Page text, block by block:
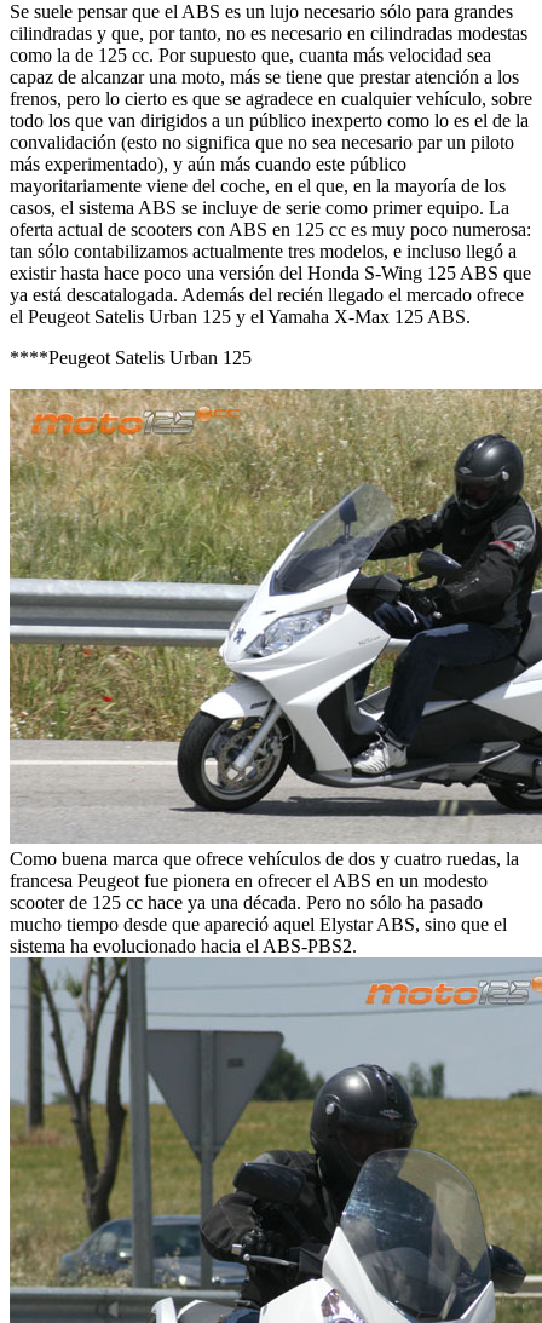
Se suele pensar que el ABS es un lujo necesario sólo para grandes
cilindradas y que, por tanto, no es necesario en cilindradas modestas
como la de 125 cc. Por supuesto que, cuanta más velocidad sea
capaz de alcanzar una moto, más se tiene que prestar atención a los
frenos, pero lo cierto es que se agradece en cualquier vehículo, sobre
todo los que van dirigidos a un público inexperto como lo es el de la
convalidación (esto no significa que no sea necesario par un piloto
más experimentado), y aún más cuando este público
mayoritariamente viene del coche, en el que, en la mayoría de los
casos, el sistema ABS se incluye de serie como primer equipo. La
oferta actual de scooters con ABS en 125 cc es muy poco numerosa:
tan sólo contabilizamos actualmente tres modelos, e incluso llegó a
existir hasta hace poco una versión del Honda S-Wing 125 ABS que
ya está descatalogada. Además del recién llegado el mercado ofrece
el Peugeot Satelis Urban 125 y el Yamaha X-Max 125 ABS.
****Peugeot Satelis Urban 125
Como buena marca que ofrece vehículos de dos y cuatro ruedas, la
francesa Peugeot fue pionera en ofrecer el ABS en un modesto
scooter de 125 cc hace ya una década. Pero no sólo ha pasado
mucho tiempo desde que apareció aquel Elystar ABS, sino que el
sistema ha evolucionado hacia el ABS-PBS2.